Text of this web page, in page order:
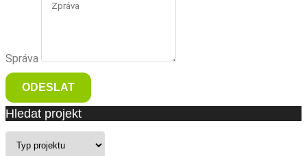
Správa
ODESLAT
Hledat projekt